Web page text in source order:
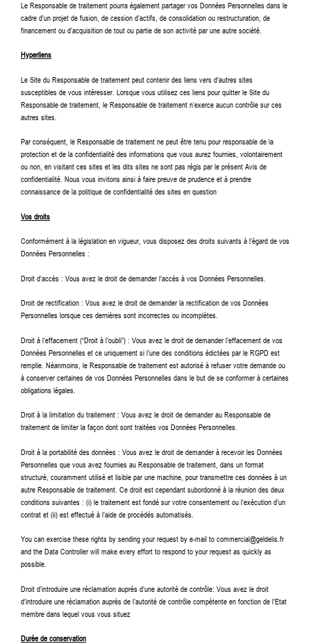
Le Responsable de traitement pourra également partager vos Données Personnelles dans le
cadre d’un projet de fusion, de cession d’actifs, de consolidation ou restructuration, de
financement ou d’acquisition de tout ou partie de son activité par une autre société.
Hyperliens
Le Site du Responsable de traitement peut contenir des liens vers d’autres sites
susceptibles de vous intéresser. Lorsque vous utilisez ces liens pour quitter le Site du
Responsable de traitement, le Responsable de traitement n’exerce aucun contrôle sur ces
autres sites.
Par conséquent, le Responsable de traitement ne peut être tenu pour responsable de la
protection et de la confidentialité des informations que vous aurez fournies, volontairement
ou non, en visitant ces sites et les dits sites ne sont pas régis par le présent Avis de
confidentialité. Nous vous invitons ainsi à faire preuve de prudence et à prendre
connaissance de la politique de confidentialité des sites en question
Vos droits
Conformément à la législation en vigueur, vous disposez des droits suivants à l’égard de vos
Données Personnelles :
Droit d’accès : Vous avez le droit de demander l’accès à vos Données Personnelles.
Droit de rectification : Vous avez le droit de demander la rectification de vos Données
Personnelles lorsque ces dernières sont incorrectes ou incomplètes.
Droit à l’effacement (“Droit à l’oubli”) : Vous avez le droit de demander l’effacement de vos
Données Personnelles et ce uniquement si l’une des conditions édictées par le RGPD est
remplie. Néanmoins, le Responsable de traitement est autorisé à refuser votre demande ou
à conserver certaines de vos Données Personnelles dans le but de se conformer à certaines
obligations légales.
Droit à la limitation du traitement : Vous avez le droit de demander au Responsable de
traitement de limiter la façon dont sont traitées vos Données Personnelles.
Droit à la portabilité des données : Vous avez le droit de demander à recevoir les Données
Personnelles que vous avez fournies au Responsable de traitement, dans un format
structuré, couramment utilisé et lisible par une machine, pour transmettre ces données à un
autre Responsable de traitement. Ce droit est cependant subordonné à la réunion des deux
conditions suivantes : (i) le traitement est fondé sur votre consentement ou l’exécution d’un
contrat et (ii) est effectué à l’aide de procédés automatisés.
You can exercise these rights by sending your request by e-mail to commercial@geldelis.fr
and the Data Controller will make every effort to respond to your request as quickly as
possible.
Droit d’introduire une réclamation auprès d’une autorité de contrôle: Vous avez le droit
d’introduire une réclamation auprès de l’autorité de contrôle compétente en fonction de l’Etat
membre dans lequel vous vous situez
Durée de conservation